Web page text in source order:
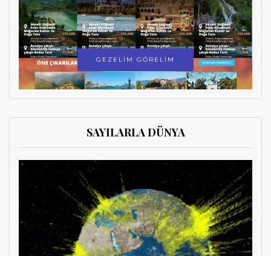
GEZELİM GÖRELİM
SAYILARLA DÜNYA